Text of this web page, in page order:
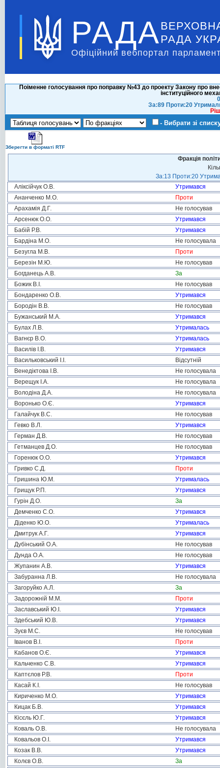
РАДА РАДА
Офіційний вебпортал
Поіменне голосування про поправку №43 до проекту Закону про
інституційного
За:89 Проти:20
- Вибрати зі
Зберегти в форматі RTF
Фракція
За:13 Проти:20
Аліксійчук О.В.
Утримався
Ананченко М.О.
Проти
Арахамія Д.Г.
Не голосував
Арсенюк О.О.
Утримався
Бабій Р.В.
Утримався
Бардіна М.О.
Не голосувала
Безугла М.В.
Проти
Березін М.Ю.
Не голосував
Богданець А.В.
За
Божик В.І.
Не голосував
Бондаренко О.В.
Утримався
Бородін В.В.
Не голосував
Бужанський М.А.
Утримався
Булах Л.В.
Утрималась
Вагнєр В.О.
Утрималась
Василів І.В.
Утримався
Васильковський І.І.
Відсутній
Венедіктова І.В.
Не голосувала
Верещук І.А.
Не голосувала
Володіна Д.А.
Не голосувала
Воронько О.Є.
Утримався
Галайчук В.С.
Не голосував
Гевко В.Л.
Утримався
Герман Д.В.
Не голосував
Гетманцев Д.О.
Не голосував
Горенюк О.О.
Утримався
Гривко С.Д.
Проти
Гришина Ю.М.
Утрималась
Грищук Р.П.
Утримався
Гурін Д.О.
За
Демченко С.О.
Утримався
Діденко Ю.О.
Утрималась
Дмитрук А.Г.
Утримався
Дубінський О.А.
Не голосував
Дунда О.А.
Не голосував
Жупанин А.В.
Утримався
Забуранна Л.В.
Не голосувала
Загоруйко А.Л.
За
Задорожній М.М.
Проти
Заславський Ю.І.
Утримався
Здебський Ю.В.
Утримався
Зуєв М.С.
Не голосував
Іванов В.І.
Проти
Кабанов О.Є.
Утримався
Кальченко С.В.
Утримався
Каптєлов Р.В.
Проти
Касай К.І.
Не голосував
Кириченко М.О.
Утримався
Кицак Б.В.
Утримався
Кісєль Ю.Г.
Утримався
Коваль О.В.
Не голосувала
Ковальов О.І.
Утримався
Козак В.В.
Утримався
Колєв О.В.
За